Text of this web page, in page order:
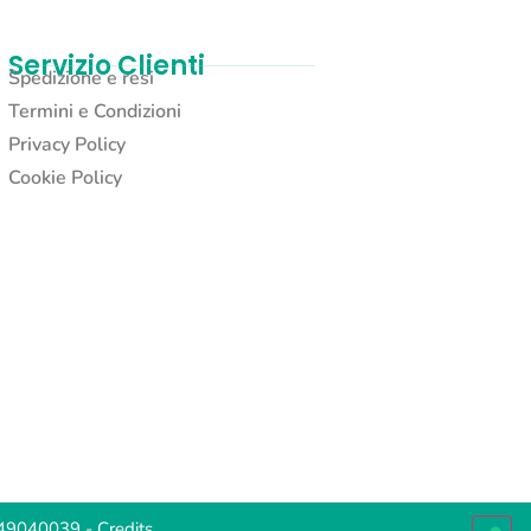
Servizio Clienti
Spedizione e resi
Termini e Condizioni
Privacy Policy
Cookie Policy